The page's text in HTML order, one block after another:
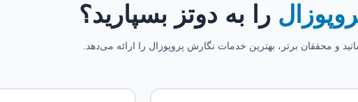
را به دوتز بسپارید؟
و محققان برتر، بهترین خدمات نگارش پروپوزال را ارائه می‌دهد.